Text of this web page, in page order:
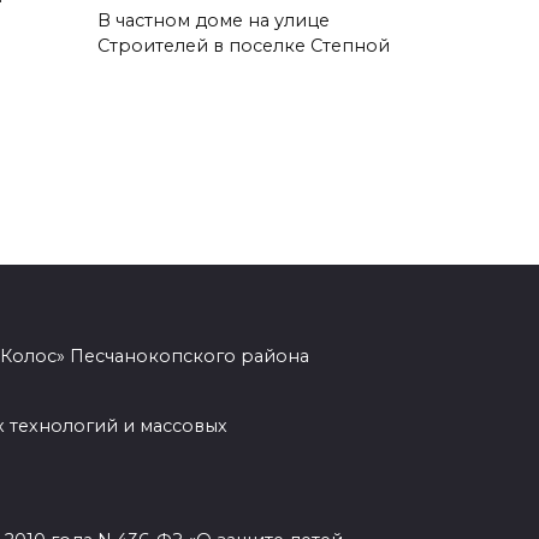
Дончан приглашают
библиотекарь России»
В частном доме на улице
Строителей в поселке Степной
Песчанокопского района
и массовых